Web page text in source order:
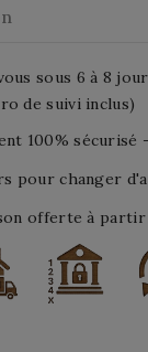
sous 6 à 8
de suivi inclus)
100%
pour changer
offerte à partir